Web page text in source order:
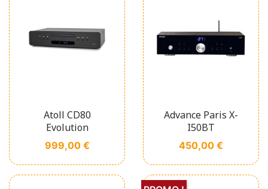
Atoll CD80
Evolution
Prix
999,00 €
Advance Paris X-
I50BT
Prix
450,00 €